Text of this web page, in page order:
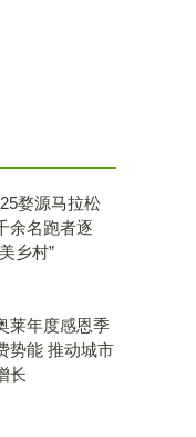
婺源马拉松
余名跑者逐
乡村”
莱年度感恩季
势能 推动城市
长